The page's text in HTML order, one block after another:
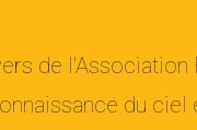
de l'Association
du ciel